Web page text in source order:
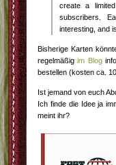
create a
subscribers.
interesting, and
Bisherige Karten
regelmäßigim Blog
bestellen (kosten ca.
Ist jemand von euch
Ich finde die Idee ja
meint ihr?